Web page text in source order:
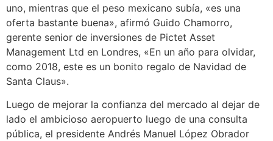
uno, mientras que el peso mexicano subía, «es una
oferta bastante buena», afirmó Guido Chamorro,
gerente senior de inversiones de Pictet Asset
Management Ltd en Londres, «En un año para olvidar,
como 2018, este es un bonito regalo de Navidad de
Santa Claus».
Luego de mejorar la confianza del mercado al dejar de
lado el ambicioso aeropuerto luego de una consulta
pública, el presidente Andrés Manuel López Obrador